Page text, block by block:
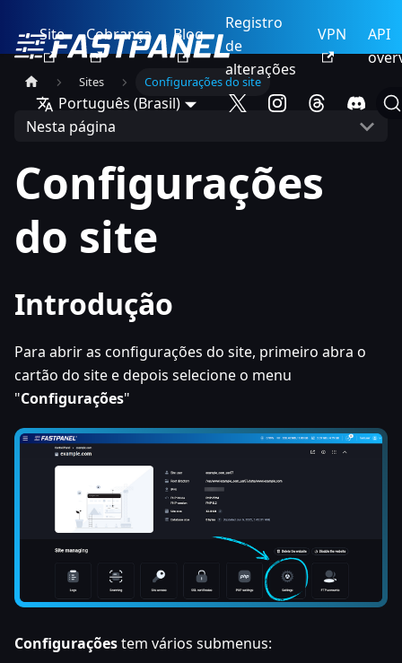
Site Cobrança Blog
Registro
de
alterações
VPN
API
Português (Brasil)
Sites Configurações do site
Nesta página
Configurações
do site
Introdução
Para abrir as configurações do site, primeiro abra o
cartão do site e depois selecione o menu
"Configurações"
Configuraçõestem vários submenus: